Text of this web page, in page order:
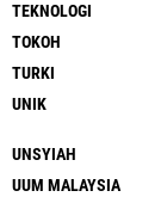
TEKNOLOGI
TOKOH
TURKI
UNIK
UNSYIAH
UUM MALAYSIA